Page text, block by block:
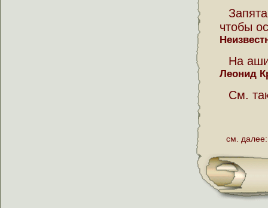
чтобы
На
Леонид
См.
см. далее: